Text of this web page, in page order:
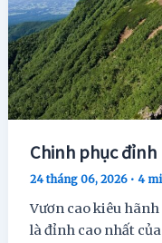
Chinh phục đỉnh
24 tháng 06, 2026 •4
Vươn cao kiêu
là đỉnh cao nhất